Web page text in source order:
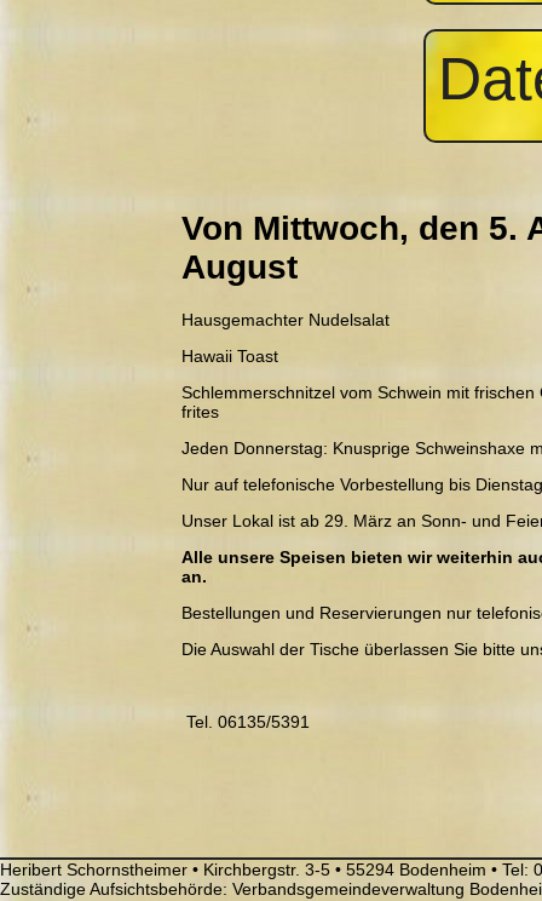
Von Mittwoch, den 5.
August
Hausgemachter Nudelsalat
Hawaii Toast
Schlemmerschnitzel vom Schwein mit
frites
Jeden Donnerstag: Knusprige Schweinshaxe
Nur auf telefonische Vorbestellung bis
Unser Lokal ist ab 29. März an Sonn- und
Alle unsere Speisen bieten wir weiterhin
an.
Bestellungen und Reservierungen nur
Die Auswahl der Tische überlassen Sie bitte
Tel. 06135/5391
Heribert Schornstheimer • Kirchbergstr. 3-5 • 55294 Bodenheim •
Zuständige Aufsichtsbehörde: Verbandsgemeindeverwaltung